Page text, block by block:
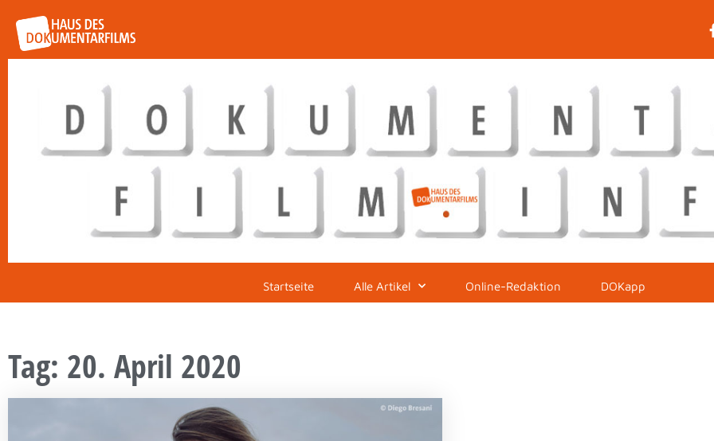
Startseite Alle Artikel Online-Redaktion DOKapp
Tag: 20. April 2020